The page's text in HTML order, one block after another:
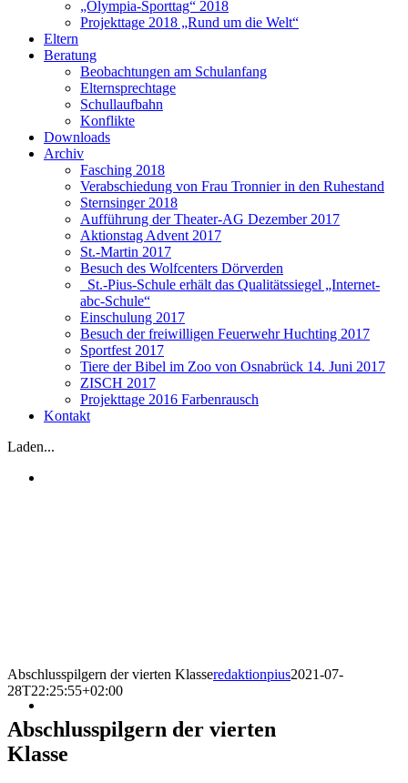
„Olympia-Sporttag“ 2018
Projekttage 2018 „Rund um die Welt“
Eltern
Beratung
Beobachtungen am Schulanfang
Elternsprechtage
Schullaufbahn
Konflikte
Downloads
Archiv
Fasching 2018
Verabschiedung von Frau Tronnier in den Ruhestand
Sternsinger 2018
Aufführung der Theater-AG Dezember 2017
Aktionstag Advent 2017
St.-Martin 2017
Besuch des Wolfcenters Dörverden
St.-Pius-Schule erhält das Qualitätssiegel „Internet-
abc-Schule“
Einschulung 2017
Besuch der freiwilligen Feuerwehr Huchting 2017
Sportfest 2017
Tiere der Bibel im Zoo von Osnabrück 14. Juni 2017
ZISCH 2017
Projekttage 2016 Farbenrausch
Kontakt
Laden...
Abschlusspilgern der vierten Klasseredaktionpius2021-07-
28T22:25:55+02:00
Abschlusspilgern der vierten
Klasse